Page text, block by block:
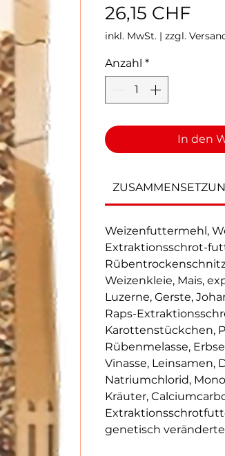
26,15 CHFPreis
inkl. MwSt. | zzgl.
Anzahl *
In den
Weizenfuttermehl,
Extraktionsschrot-
Weizenkleie, Mais,
Luzerne, Gerste,
Raps-
Karottenstückchen,
Rübenmelasse,
Vinasse, Leinsamen,
Natriumchlorid,
Kräuter,
genetisch